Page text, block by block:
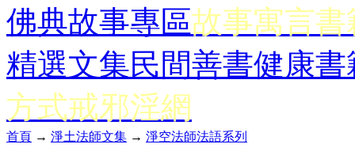
佛典故事專區故事寓言書
精選文集民間善書健康書
方式戒邪淫網
首頁 → 淨土法師文集 → 淨空法師法語系列